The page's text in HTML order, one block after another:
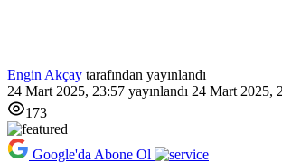
Engin Akçay tarafından yayınlandı
24 Mart 2025, 23:57 yayınlandı 24 Mart 2025,
173
Google'da Abone Ol